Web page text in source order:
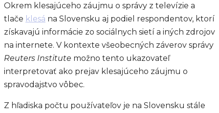
Okrem klesajúceho záujmu o správy z televízie a
tlače klesá na Slovensku aj podiel respondentov, ktorí
získavajú informácie zo sociálnych sietí a iných zdrojov
na internete. V kontexte všeobecných záverov správy
Reuters Institute možno tento ukazovateľ
interpretovať ako prejav klesajúceho záujmu o
spravodajstvo vôbec.
Z hľadiska počtu používateľov je na Slovensku stále